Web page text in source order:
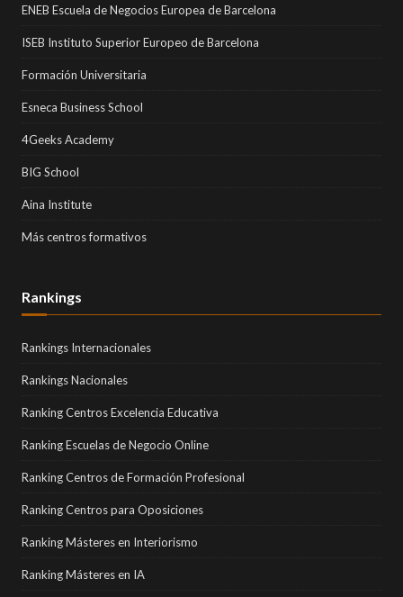
ENEB Escuela de Negocios Europea de Barcelona
ISEB Instituto Superior Europeo de Barcelona
Formación Universitaria
Esneca Business School
4Geeks Academy
BIG School
Aina Institute
Más centros formativos
Rankings
Rankings Internacionales
Rankings Nacionales
Ranking Centros Excelencia Educativa
Ranking Escuelas de Negocio Online
Ranking Centros de Formación Profesional
Ranking Centros para Oposiciones
Ranking Másteres en Interiorismo
Ranking Másteres en IA